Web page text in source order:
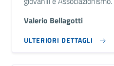
Valerio Bellagotti
ULTERIORI DETTAGLI